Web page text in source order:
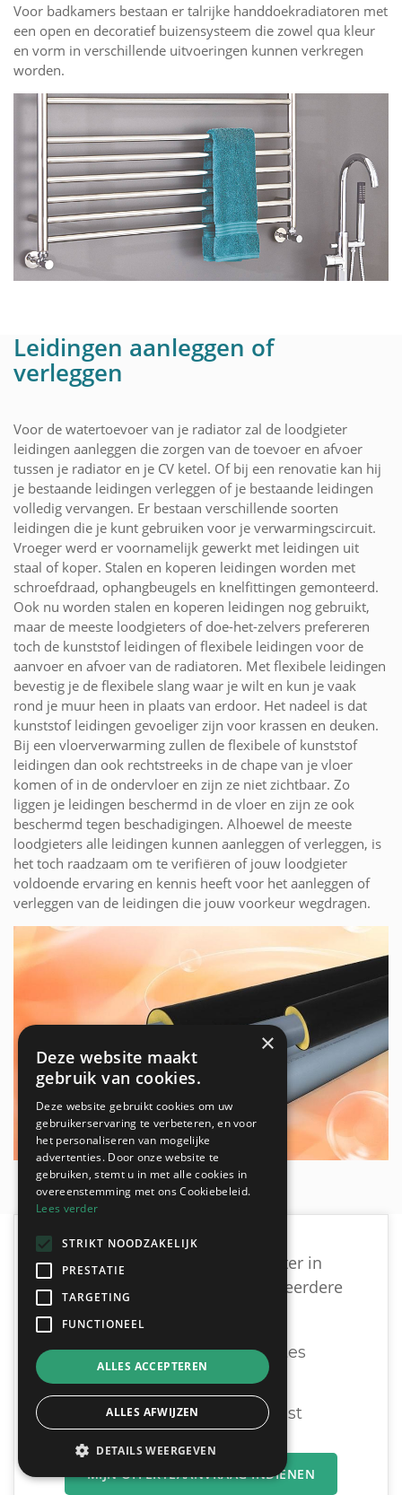
Voor badkamers bestaan er talrijke handdoekradiatoren met
een open en decoratief buizensysteem die zowel qua kleur
en vorm in verschillende uitvoeringen kunnen verkregen
worden.
Leidingen aanleggen of
verleggen
Voor de watertoevoer van je radiator zal de loodgieter
leidingen aanleggen die zorgen van de toevoer en afvoer
tussen je radiator en je CV ketel. Of bij een renovatie kan hij
je bestaande leidingen verleggen of je bestaande leidingen
volledig vervangen. Er bestaan verschillende soorten
leidingen die je kunt gebruiken voor je verwarmingscircuit.
Vroeger werd er voornamelijk gewerkt met leidingen uit
staal of koper. Stalen en koperen leidingen worden met
schroefdraad, ophangbeugels en knelfittingen gemonteerd.
Ook nu worden stalen en koperen leidingen nog gebruikt,
maar de meeste loodgieters of doe-het-zelvers prefereren
toch de kunststof leidingen of flexibele leidingen voor de
aanvoer en afvoer van de radiatoren. Met flexibele leidingen
bevestig je de flexibele slang waar je wilt en kun je vaak
rond je muur heen in plaats van erdoor. Het nadeel is dat
kunststof leidingen gevoeliger zijn voor krassen en deuken.
Bij een vloerverwarming zullen de flexibele of kunststof
leidingen dan ook rechtstreeks in de chape van je vloer
komen of in de ondervloer en zijn ze niet zichtbaar. Zo
liggen je leidingen beschermd in de vloer en zijn ze ook
beschermd tegen beschadigingen. Alhoewel de meeste
loodgieters alle leidingen kunnen aanleggen of verleggen, is
het toch raadzaam om te verifiëren of jouw loodgieter
voldoende ervaring en kennis heeft voor het aanleggen of
verleggen van de leidingen die jouw voorkeur wegdragen.
Vind een geschikte loodgieter in
Harelbeke door vrijblijvend meerdere
Ontvang tot 3 offertes
Gratis & Vrijblijvend
U vergelijkt en beslist
MIJN OFFERTEAANVRAAG INDIENEN
×
Deze website maakt
gebruik van cookies.
Deze website gebruikt cookies om uw
gebruikerservaring te verbeteren, en voor
het personaliseren van mogelijke
advertenties. Door onze website te
gebruiken, stemt u in met alle cookies in
overeenstemming met ons Cookiebeleid.
Lees verder
STRIKT NOODZAKELIJK
PRESTATIE
TARGETING
FUNCTIONEEL
ALLES ACCEPTEREN
ALLES AFWIJZEN
DETAILS WEERGEVEN